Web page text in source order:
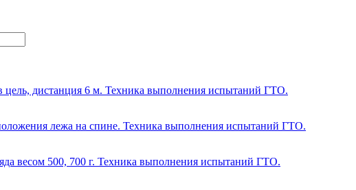
цель, дистанция 6 м. Техника выполнения испытаний ГТО.
лежа на спине. Техника выполнения испытаний ГТО.
весом 500, 700 г. Техника выполнения испытаний ГТО.